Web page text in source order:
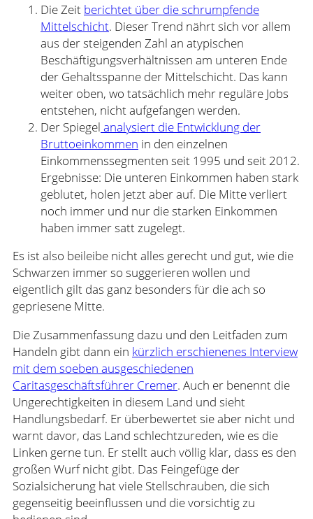
Die Zeit berichtet über die schrumpfende
Mittelschicht. Dieser Trend nährt sich vor allem
aus der steigenden Zahl an atypischen
Beschäftigungsverhältnissen am unteren Ende
der Gehaltsspanne der Mittelschicht. Das kann
weiter oben, wo tatsächlich mehr reguläre Jobs
entstehen, nicht aufgefangen werden.
Der Spiegel analysiert die Entwicklung der
Bruttoeinkommen in den einzelnen
Einkommenssegmenten seit 1995 und seit 2012.
Ergebnisse: Die unteren Einkommen haben stark
geblutet, holen jetzt aber auf. Die Mitte verliert
noch immer und nur die starken Einkommen
haben immer satt zugelegt.
Es ist also beileibe nicht alles gerecht und gut, wie die
Schwarzen immer so suggerieren wollen und
eigentlich gilt das ganz besonders für die ach so
gepriesene Mitte.
Die Zusammenfassung dazu und den Leitfaden zum
Handeln gibt dann ein kürzlich erschienenes Interview
mit dem soeben ausgeschiedenen
Caritasgeschäftsführer Cremer. Auch er benennt die
Ungerechtigkeiten in diesem Land und sieht
Handlungsbedarf. Er überbewertet sie aber nicht und
warnt davor, das Land schlechtzureden, wie es die
Linken gerne tun. Er stellt auch völlig klar, dass es den
großen Wurf nicht gibt. Das Feingefüge der
Sozialsicherung hat viele Stellschrauben, die sich
gegenseitig beeinflussen und die vorsichtig zu